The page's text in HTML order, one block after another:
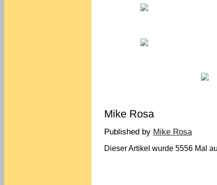
Mike Rosa
Published by Mike Rosa
Dieser Artikel wurde 5556 Mal